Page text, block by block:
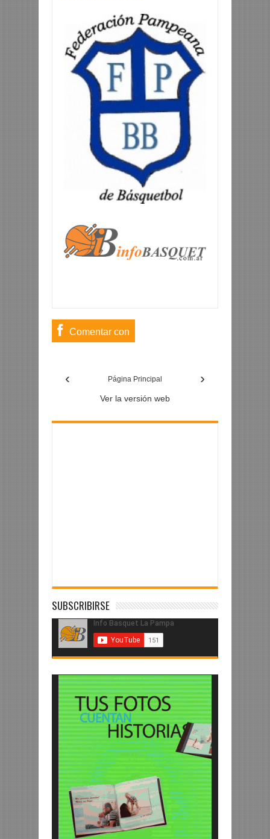
Comentar con
Facebook
‹ ›
Página Principal
Ver la versión web
SUBSCRIBIRSE